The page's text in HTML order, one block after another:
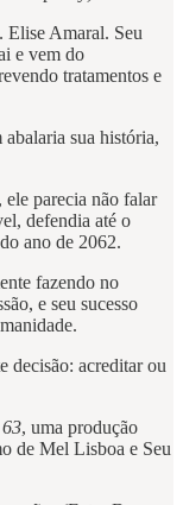
Elise Amaral. Seu
e vem do
tratamentos e
sua história,
parecia não falar
defendia até o
ano de 2062.
fazendo no
e seu sucesso
decisão: acreditar ou
, uma produção
de Mel Lisboa e Seu